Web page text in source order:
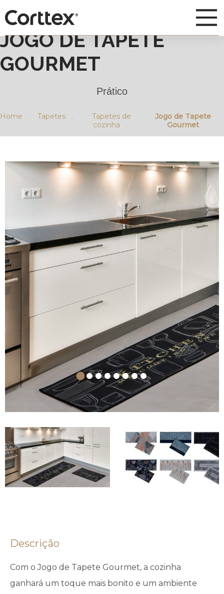
JOGO DE TAPETE
GOURMET
Prático
Home . Tapetes .
Tapetes de
cozinha .
Jogo de Tapete
Gourmet
Descrição
Com o Jogo de Tapete Gourmet, a cozinha
ganhará um toque mais bonito e um ambiente